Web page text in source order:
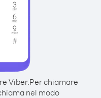
Viber.Per chiamare
nel modo